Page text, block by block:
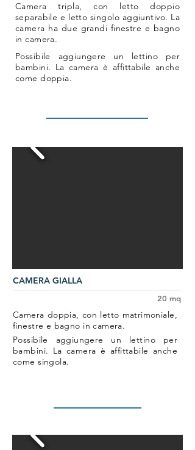
Camera tripla, con letto doppio
separabile e letto singolo aggiuntivo. La
camera ha due grandi finestre e bagno
in camera.
Possibile aggiungere un lettino per
bambini. La camera è affittabile anche
come doppia.
CAMERA GIALLA
20 mq
Camera doppia, con letto matrimoniale,
finestre e bagno in camera.
Possibile aggiungere un lettino per
bambini. La camera è affittabile anche
come singola.